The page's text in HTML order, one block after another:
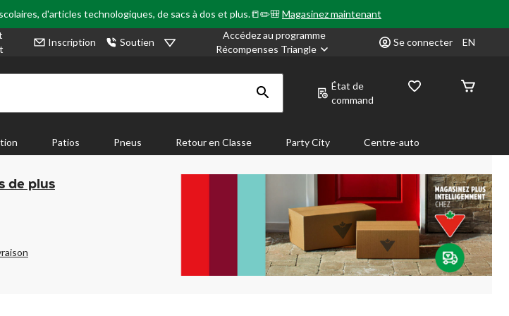
d'articles technologiques, de sacs à dos et plus.📒✏️🎒Magasinez maintenant
Inscription Soutien
Accédez au programme
Récompenses Triangle
Se connecter EN
État de
command
Patios Pneus Retour en Classe Party City Centre-auto
de plus